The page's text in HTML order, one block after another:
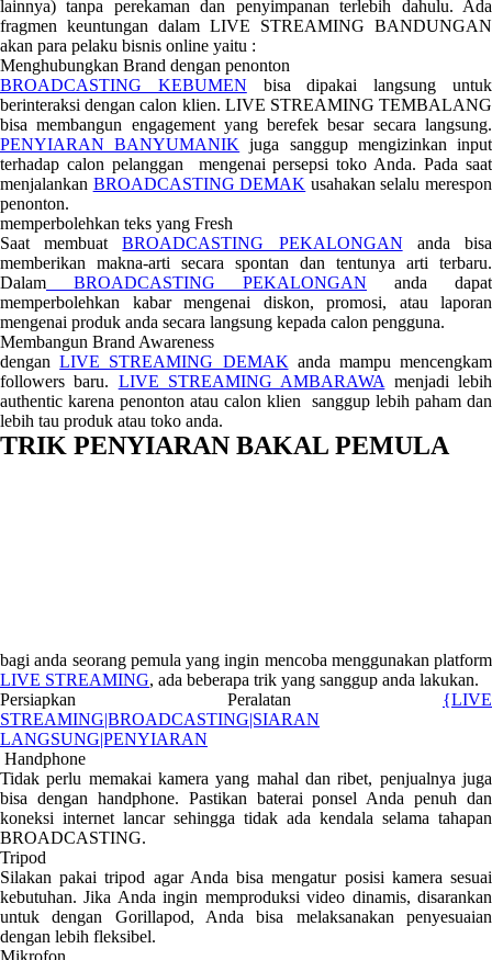
lainnya) tanpa perekaman dan penyimpanan terlebih dahulu. Ada
fragmen keuntungan dalam LIVE STREAMING BANDUNGAN
akan para pelaku bisnis online yaitu :
Menghubungkan Brand dengan penonton
BROADCASTING KEBUMEN bisa dipakai langsung untuk
berinteraksi dengan calon klien. LIVE STREAMING TEMBALANG
bisa membangun engagement yang berefek besar secara langsung.
PENYIARAN BANYUMANIK juga sanggup mengizinkan input
terhadap calon pelanggan mengenai persepsi toko Anda. Pada saat
menjalankan BROADCASTING DEMAK usahakan selalu merespon
penonton.
memperbolehkan teks yang Fresh
Saat membuatBROADCASTING PEKALONGAN anda bisa
memberikan makna-arti secara spontan dan tentunya arti terbaru.
Dalam BROADCASTING PEKALONGAN anda dapat
memperbolehkan kabar mengenai diskon, promosi, atau laporan
mengenai produk anda secara langsung kepada calon pengguna.
Membangun Brand Awareness
denganLIVE STREAMING DEMAK anda mampu mencengkam
followers baru. LIVE STREAMING AMBARAWA menjadi lebih
authentic karena penonton atau calon klien sanggup lebih paham dan
lebih tau produk atau toko anda.
TRIK PENYIARAN BAKAL PEMULA
bagi anda seorang pemula yang ingin mencoba menggunakan platform
LIVE STREAMING, ada beberapa trik yang sanggup anda lakukan.
Persiapkan Peralatan {LIVE
STREAMING|BROADCASTING|SIARAN
LANGSUNG|PENYIARAN
Handphone
Tidak perlu memakai kamera yang mahal dan ribet, penjualnya juga
bisa dengan handphone. Pastikan baterai ponsel Anda penuh dan
koneksi internet lancar sehingga tidak ada kendala selama tahapan
BROADCASTING.
Tripod
Silakan pakai tripod agar Anda bisa mengatur posisi kamera sesuai
kebutuhan. Jika Anda ingin memproduksi video dinamis, disarankan
untuk dengan Gorillapod, Anda bisa melaksanakan penyesuaian
dengan lebih fleksibel.
Mikrofon